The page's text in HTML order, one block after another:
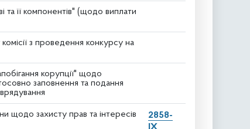
її компонентів" (щодо виплати
з проведення конкурсу на
корупції" щодо
заповнення та подання
щодо захисту прав та інтересів
2858-
IX